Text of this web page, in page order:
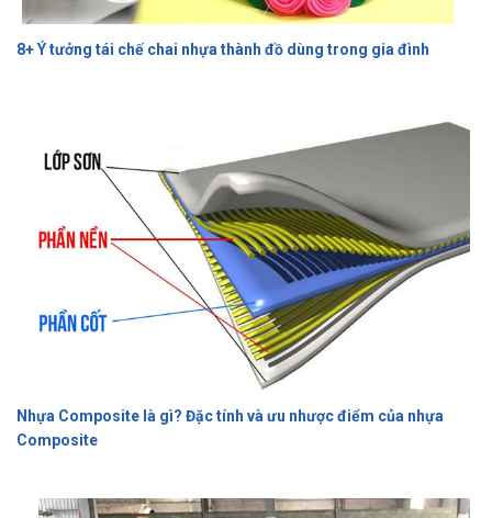
8+ Ý tưởng tái chế chai nhựa thành đồ dùng trong gia đình
Nhựa Composite là gì? Đặc tính và ưu nhược điểm của nhựa
Composite